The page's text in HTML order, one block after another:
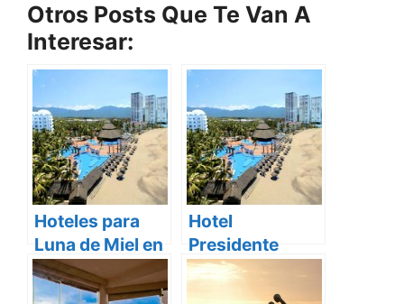
Otros Posts Que Te Van A
Interesar:
Hoteles para
Luna de Miel en
Puerto Vallarta
Hotel
Presidente
Intercontinental
Puerto Vallarta